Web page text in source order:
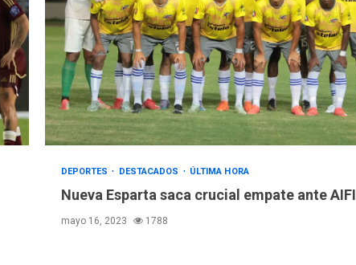
DEPORTES DESTACADOS ÚLTIMA HORA
Nueva Esparta saca crucial empate ante AIFI
mayo 16, 2023 1788